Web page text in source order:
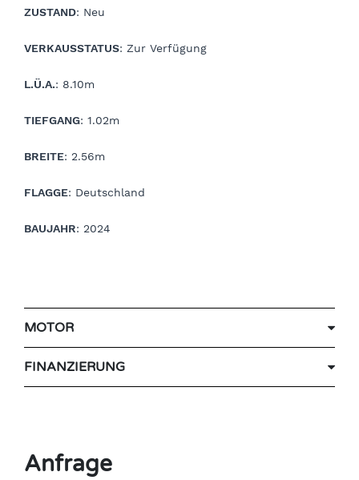
ZUSTAND: Neu
VERKAUSSTATUS: Zur Verfügung
L.Ü.A.: 8.10m
TIEFGANG: 1.02m
BREITE: 2.56m
FLAGGE: Deutschland
BAUJAHR: 2024
MOTOR
FINANZIERUNG
Anfrage